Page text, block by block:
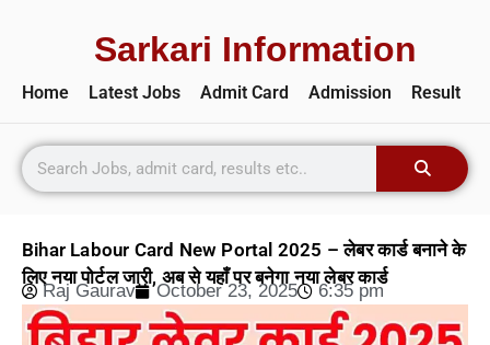
Sarkari Information
Home Latest Jobs Admit Card Admission Result
Bihar Labour Card New Portal 2025 – लेबर कार्ड बनाने के
लिए नया पोर्टल जारी, अब से यहाँ पर बनेगा नया लेबर कार्ड
Raj Gaurav October 23, 2025 6:35 pm